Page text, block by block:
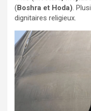
(Boshra et Hoda).
dignitaires religieux.